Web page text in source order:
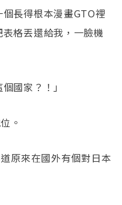
長得根本漫畫GTO裡
格丟還給我，一臉機
國家？！」
。
原來在國外有個對日本